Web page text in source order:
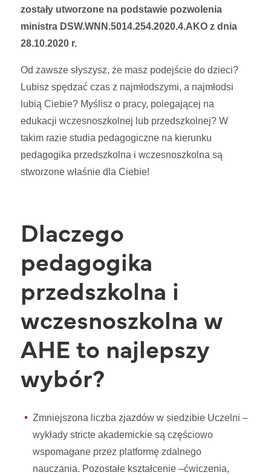
zostały utworzone na podstawie pozwolenia
ministra DSW.WNN.5014.254.2020.4.AKO z dnia
28.10.2020 r.
Od zawsze słyszysz, że masz podejście do dzieci?
Lubisz spędzać czas z najmłodszymi, a najmłodsi
lubią Ciebie? Myślisz o pracy, polegającej na
edukacji wczesnoszkolnej lub przedszkolnej? W
takim razie studia pedagogiczne na kierunku
pedagogika przedszkolna i wczesnoszkolna są
stworzone właśnie dla Ciebie!
Dlaczego
pedagogika
przedszkolna i
wczesnoszkolna w
AHE to najlepszy
wybór?
Zmniejszona liczba zjazdów w siedzibie Uczelni –
wykłady stricte akademickie są częściowo
wspomagane przez platformę zdalnego
nauczania. Pozostałe kształcenie –ćwiczenia,